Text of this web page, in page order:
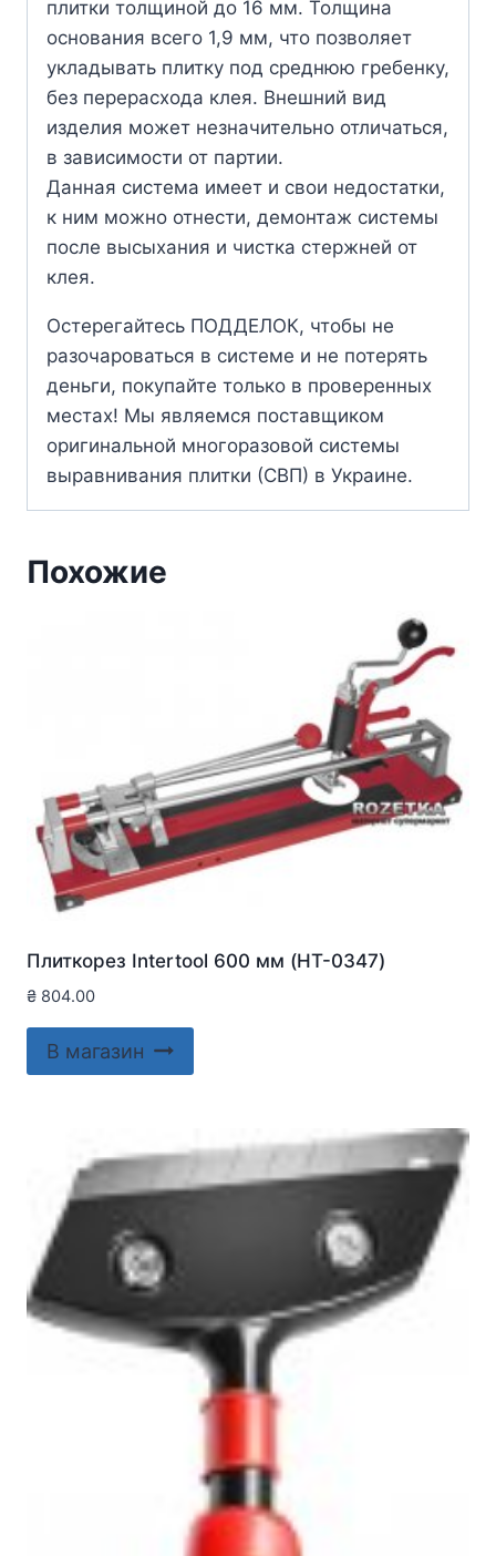
плитки толщиной до 16 мм. Толщина
основания всего 1,9 мм, что позволяет
укладывать плитку под среднюю гребенку,
без перерасхода клея. Внешний вид
изделия может незначительно отличаться,
в зависимости от партии.
Данная система имеет и свои недостатки,
к ним можно отнести, демонтаж системы
после высыхания и чистка стержней от
клея.
Остерегайтесь ПОДДЕЛОК, чтобы не
разочароваться в системе и не потерять
деньги, покупайте только в проверенных
местах! Мы являемся поставщиком
оригинальной многоразовой системы
выравнивания плитки (СВП) в Украине.
Похожие
Плиткорез Intertool 600 мм (HT-0347)
₴ 804.00
В магазин